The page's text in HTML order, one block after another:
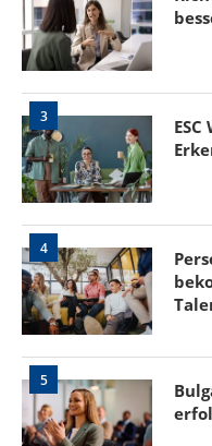
3
4
5